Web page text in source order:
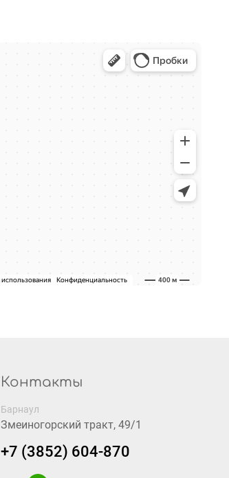
Контакты
Барнаул
Змеиногорский тракт, 49/1
+7 (3852) 604-870